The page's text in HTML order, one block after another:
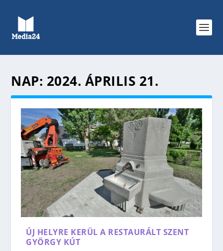
NAP: 2024. ÁPRILIS 21.
ÚJ HELYRE KERÜL A RESTAURÁLT SZENT
GYÖRGY KÚT